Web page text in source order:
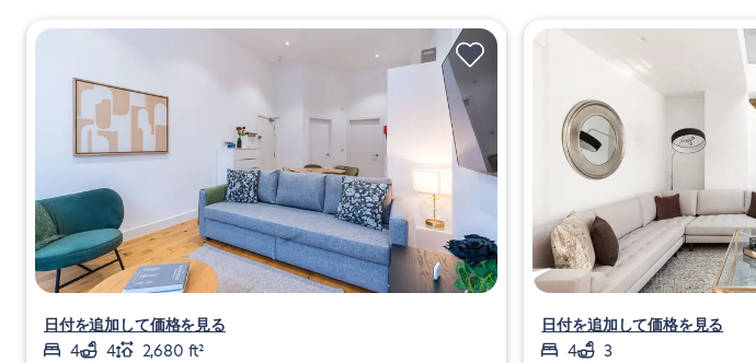
日付を追加して価格を見る
4
4
2,680 ft²
日付を追加して価格を見る
4
3